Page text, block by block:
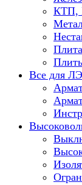
КТП,
Все для